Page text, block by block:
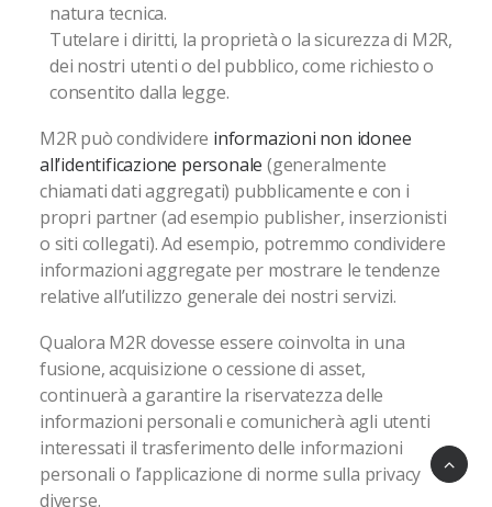
natura tecnica.
Tutelare i diritti, la proprietà o la sicurezza di M2R,
dei nostri utenti o del pubblico, come richiesto o
consentito dalla legge.
M2R può condividere informazioni non idonee
all’identificazione personale (generalmente
chiamati dati aggregati) pubblicamente e con i
propri partner (ad esempio publisher, inserzionisti
o siti collegati). Ad esempio, potremmo condividere
informazioni aggregate per mostrare le tendenze
relative all’utilizzo generale dei nostri servizi.
Qualora M2R dovesse essere coinvolta in una
fusione, acquisizione o cessione di asset,
continuerà a garantire la riservatezza delle
informazioni personali e comunicherà agli utenti
interessati il trasferimento delle informazioni
personali o l’applicazione di norme sulla privacy
diverse.